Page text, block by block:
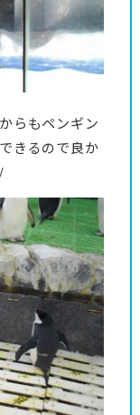
らもペンギン
きるので良か